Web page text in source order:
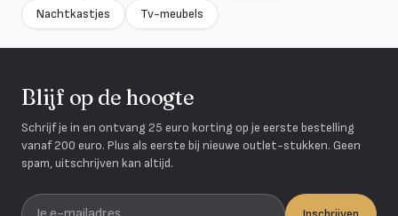
Nachtkastjes
Tv-meubels
Blijf op de hoogte
Schrijf je in en ontvang 25 euro korting op je eerste bestelling
vanaf 200 euro. Plus als eerste bij nieuwe outlet-stukken. Geen
spam, uitschrijven kan altijd.
Je e-mailadres